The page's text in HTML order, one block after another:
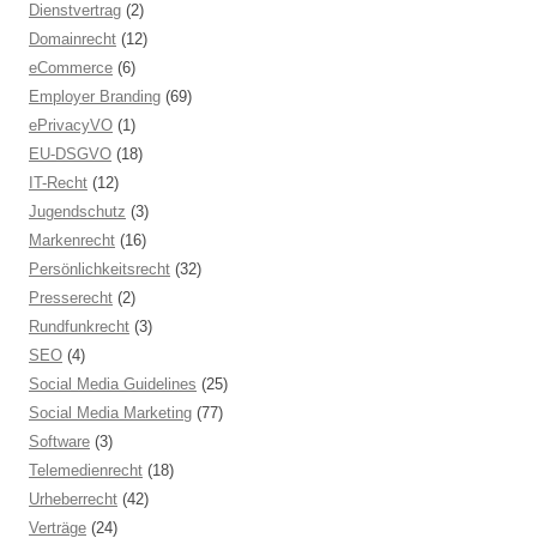
Dienstvertrag (2)
Domainrecht (12)
eCommerce (6)
Employer Branding (69)
ePrivacyVO (1)
EU-DSGVO (18)
IT-Recht (12)
Jugendschutz (3)
Markenrecht (16)
Persönlichkeitsrecht (32)
Presserecht (2)
Rundfunkrecht (3)
SEO (4)
Social Media Guidelines (25)
Social Media Marketing (77)
Software (3)
Telemedienrecht (18)
Urheberrecht (42)
Verträge (24)